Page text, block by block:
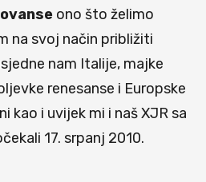
ono što želimo
na svoj način približiti
nam Italije, majke
renesanse i Europske
kao i uvijek mi i naš XJR sa
17. srpanj 2010.